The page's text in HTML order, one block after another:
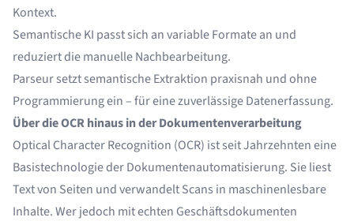
Kontext.
Semantische KI passt sich an variable Formate an und
reduziert die manuelle Nachbearbeitung.
Parseur setzt semantische Extraktion praxisnah und ohne
Programmierung ein – für eine zuverlässige Datenerfassung.
Über die OCR hinaus in der Dokumentenverarbeitung
Optical Character Recognition (OCR) ist seit Jahrzehnten eine
Basistechnologie der Dokumentenautomatisierung. Sie liest
Text von Seiten und verwandelt Scans in maschinenlesbare
Inhalte. Wer jedoch mit echten Geschäftsdokumenten